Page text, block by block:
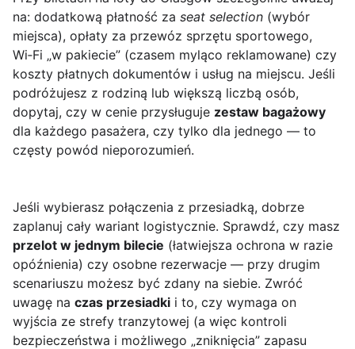
na: dodatkową płatność za seat selection (wybór
miejsca), opłaty za przewóz sprzętu sportowego,
Wi‑Fi „w pakiecie” (czasem myląco reklamowane) czy
koszty płatnych dokumentów i usług na miejscu. Jeśli
podróżujesz z rodziną lub większą liczbą osób,
dopytaj, czy w cenie przysługuje zestaw bagażowy
dla każdego pasażera, czy tylko dla jednego — to
częsty powód nieporozumień.
Jeśli wybierasz połączenia z przesiadką, dobrze
zaplanuj cały wariant logistycznie. Sprawdź, czy masz
przelot w jednym bilecie (łatwiejsza ochrona w razie
opóźnienia) czy osobne rezerwacje — przy drugim
scenariuszu możesz być zdany na siebie. Zwróć
uwagę na czas przesiadki i to, czy wymaga on
wyjścia ze strefy tranzytowej (a więc kontroli
bezpieczeństwa i możliwego „zniknięcia” zapasu